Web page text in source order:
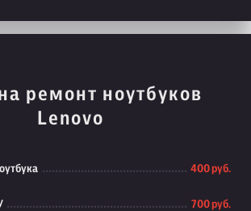
ремонт ноутбуков
Lenovo
400 руб.
700 руб.